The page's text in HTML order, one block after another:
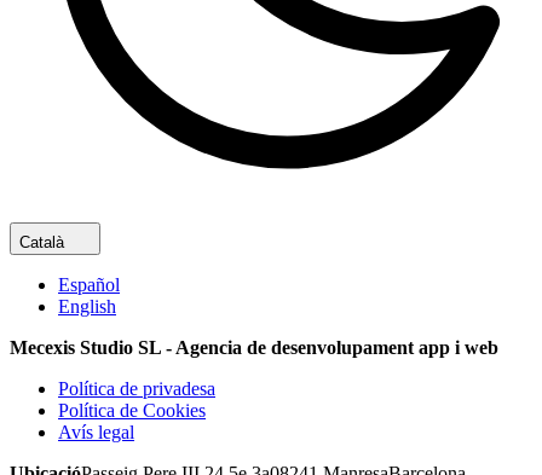
Català
Español
English
Mecexis Studio SL - Agencia de desenvolupament app i web
Política de privadesa
Política de Cookies
Avís legal